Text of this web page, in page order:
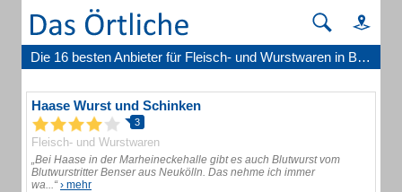
Die 16 besten Anbieter für Fleisch- und Wurstwaren in Berlin
Haase Wurst und Schinken
3
Fleisch- und Wurstwaren
„Bei Haase in der Marheineckehalle gibt es auch Blutwurst vom
Blutwurstritter Benser aus Neukölln. Das nehme ich immer
wa...“› mehr